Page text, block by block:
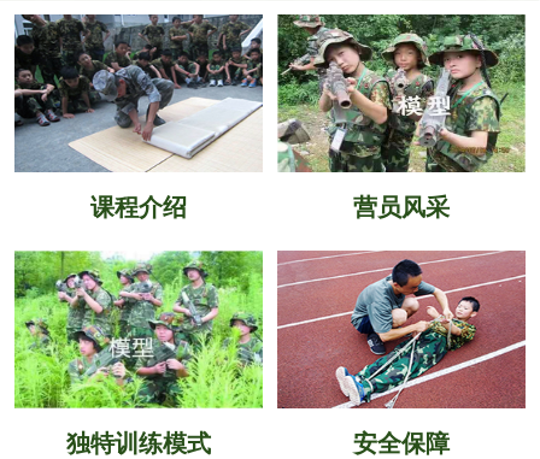
课程介绍 营员风采
独特训练模式 安全保障